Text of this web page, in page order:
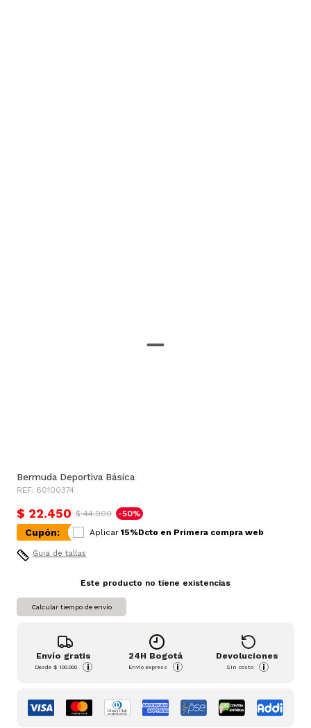
Bermuda Deportiva Básica
REF. 60100374
$ 22.450 $ 44.900 -50%
Cupón: Aplicar 15%Dcto en Primera compra web
Guia de tallas
Este producto no tiene existencias
Calcular tiempo de envío
Envío gratis
Desde$ 100.000 i
24H Bogotá
Envío express i
Devoluciones
Sin costo i